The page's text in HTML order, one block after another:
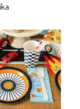
vihkoja,
joka
simpukat,